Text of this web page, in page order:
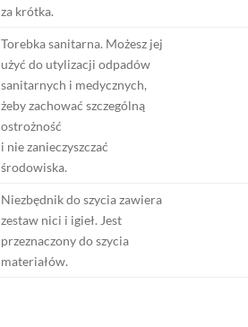
za krótka.
Torebka sanitarna. Możesz jej
użyć do utylizacji odpadów
sanitarnych i medycznych,
żeby zachować szczególną
ostrożność
i nie zanieczyszczać
środowiska.
Niezbędnik do szycia zawiera
zestaw nici i igieł. Jest
przeznaczony do szycia
materiałów.